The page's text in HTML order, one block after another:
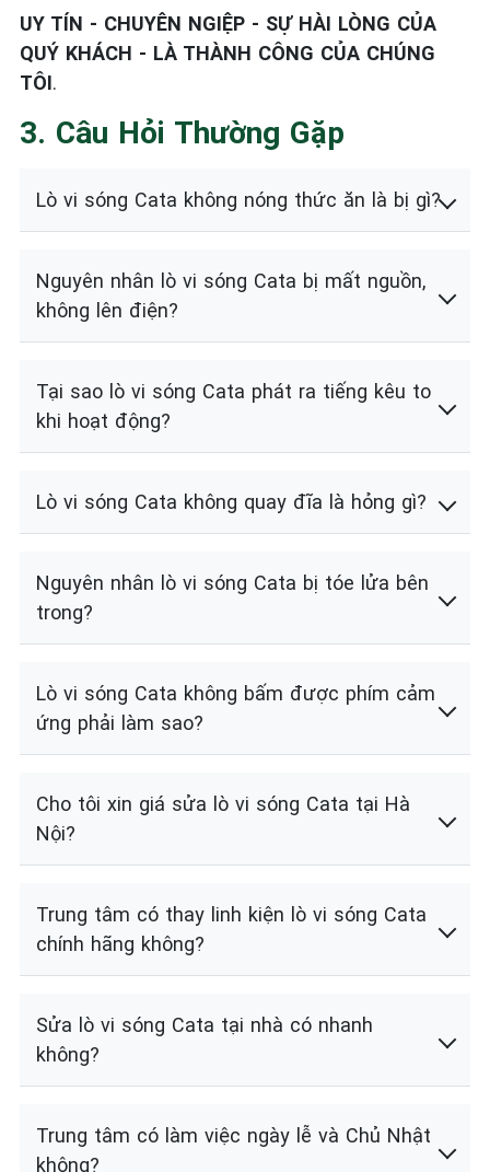
UY TÍN - CHUYÊN NGIỆP - SỰ HÀI LÒNG CỦA
QUÝ KHÁCH - LÀ THÀNH CÔNG CỦA CHÚNG
TÔI.
3. Câu Hỏi Thường Gặp
Lò vi sóng Cata không nóng thức ăn là bị gì?
Nguyên nhân lò vi sóng Cata bị mất nguồn,
không lên điện?
Tại sao lò vi sóng Cata phát ra tiếng kêu to
khi hoạt động?
Lò vi sóng Cata không quay đĩa là hỏng gì?
Nguyên nhân lò vi sóng Cata bị tóe lửa bên
trong?
Lò vi sóng Cata không bấm được phím cảm
ứng phải làm sao?
Cho tôi xin giá sửa lò vi sóng Cata tại Hà
Nội?
Trung tâm có thay linh kiện lò vi sóng Cata
chính hãng không?
Sửa lò vi sóng Cata tại nhà có nhanh
không?
Trung tâm có làm việc ngày lễ và Chủ Nhật
không?